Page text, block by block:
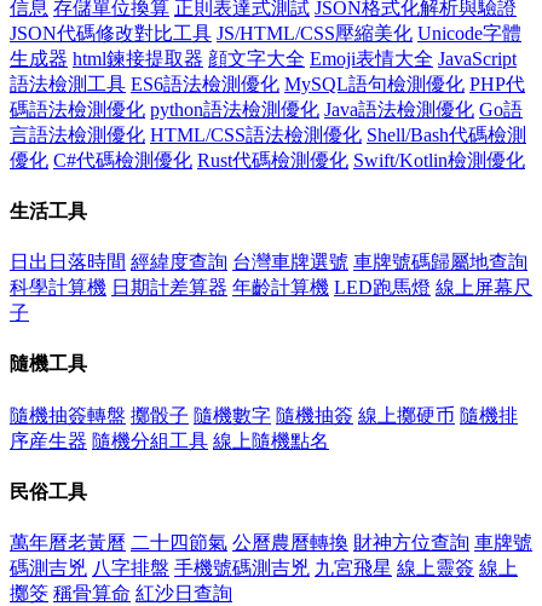
信息 存儲單位換算 正則表達式測試 JSON格式化解析與驗證
JSON代碼修改對比工具 JS/HTML/CSS壓縮美化 Unicode字體
生成器 html鍊接提取器 顔文字大全 Emoji表情大全 JavaScript
語法檢測工具 ES6語法檢測優化 MySQL語句檢測優化 PHP代
碼語法檢測優化 python語法檢測優化 Java語法檢測優化 Go語
言語法檢測優化 HTML/CSS語法檢測優化 Shell/Bash代碼檢測
優化 C#代碼檢測優化 Rust代碼檢測優化 Swift/Kotlin檢測優化
生活工具
日出日落時間 經緯度查詢 台灣車牌選號 車牌號碼歸屬地查詢
科學計算機 日期計差算器 年齡計算機 LED跑馬燈 線上屏幕尺
子
隨機工具
隨機抽簽轉盤 擲骰子 隨機數字 隨機抽簽 線上擲硬币 隨機排
序産生器 隨機分組工具 線上隨機點名
民俗工具
萬年曆老黃曆 二十四節氣 公曆農曆轉換 財神方位查詢 車牌號
碼測吉兇 八字排盤 手機號碼測吉兇 九宮飛星 線上靈簽 線上
擲筊 稱骨算命 紅沙日查詢